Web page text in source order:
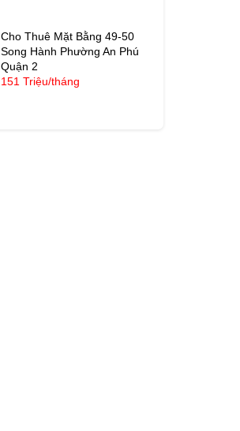
Cho Thuê Mặt Bằng 49-50
Song Hành Phường An Phú
Quận 2
151 Triệu/tháng